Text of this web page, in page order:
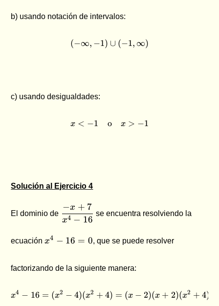
b) usando notación de intervalos:
(-\infty , -1) \cup (-1,
(−∞, −1) ∪ (−1, ∞)
c) usando desigualdades:
x \lt -1 \quad \text{o}
x < −1 o x > −1
Solución al Ejercicio 4
El dominio de
\dfrac{-
x+7}
16}
x4 − 16
−x + 7
se encuentra resolviendo la
ecuación
x^4
-
= 0
x4 − 16 = 0, que se puede resolver
factorizando de la siguiente manera:
x^4 - 16 = (x^2 - 4)(x^2 +
x4 − 16 = (x2 − 4)(x2 + 4) = (x − 2)(x + 2)(x2 + 4)